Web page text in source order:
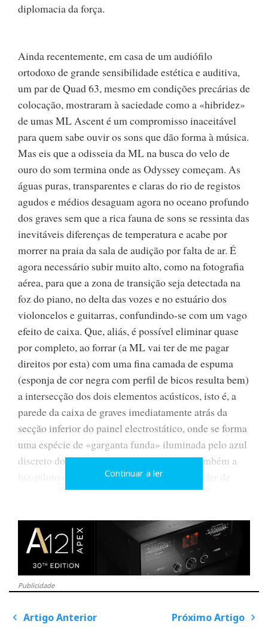
diplomacia da força.
Ainda recentemente, em casa de um audiófilo
ortodoxo de grande sensibilidade estética e auditiva,
um par de Quad 63, mesmo em condições precárias de
colocação, mostraram à saciedade como a «hibridez»
de umas ML Ascent é um compromisso inaceitável
para quem sabe ouvir os sons que dão forma à música.
Mas eis que a odisseia da ML na busca do velo de
ouro do som termina onde as Odyssey começam. As
águas puras, transparentes e claras do rio de registos
agudos e médios desaguam agora no oceano profundo
dos graves sem que a rica fauna de sons se ressinta das
inevitáveis diferenças de temperatura e acabe por
morrer na praia da sala de audição por falta de ar. É
agora necessário subir muito alto, como na fotografia
aérea, para que a zona de transição seja detectada na
foz do piano, no delta das vozes e no estuário dos
violoncelos e guitarras, confundindo-se com um vago
efeito de caixa. Que, aliás, é possível eliminar quase
por completo, ao forrar (a ML vai ter de me pagar
direitos por esta) com uma fina camada de espuma
(esponja de cor negra com perfil de bicos resulta bem)
a intersecção dos dois elementos acústicos, isto é, a
parede da caixa de graves imediatamente atrás da
secção inferior do painel electrostático, onde se forma
uma espécie de «garganta funda» iluminada pelo azul
discreto do logotipo da ML, e se esconde também a
luz-piloto da sobrecarga (se não os quer perder de
vista, basta recortar os respectivos orifícios na
Esta cópula perfeita (com preservativo de espuma
para não engravidar os registos médio-graves) deve-se
em especial à utilização da técnica designada por
consiste na montagem de um segundo altifalante na
Continuar a ler
Publicidade
P
Artigo Anterior Próximo Artigo